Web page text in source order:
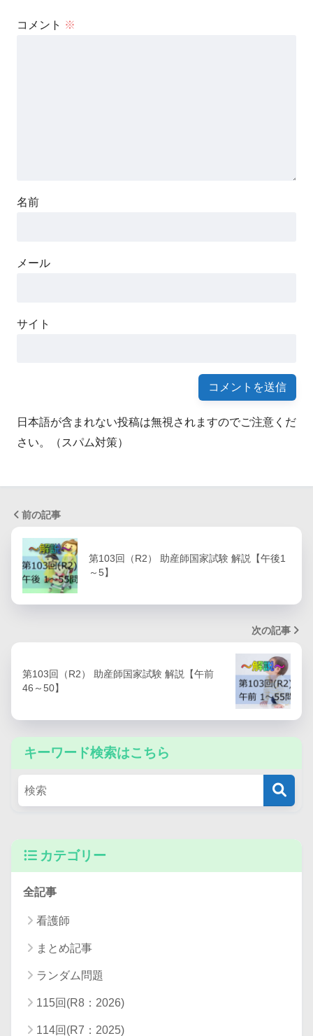
コメント ※
名前
メール
サイト
日本語が含まれない投稿は無視されますのでご注意くだ
さい。（スパム対策）
前の記事
第103回（R2） 助産師国家試験 解説【午後1
～5】
次の記事
第103回（R2） 助産師国家試験 解説【午前
46～50】
キーワード検索はこちら
カテゴリー
全記事
看護師
まとめ記事
ランダム問題
115回(R8：2026)
114回(R7：2025)